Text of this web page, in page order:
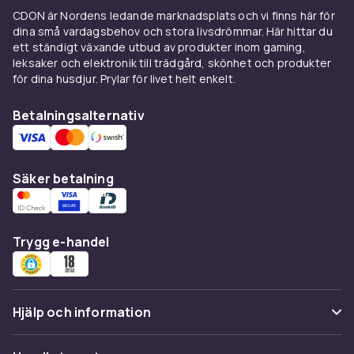
alternativ till engångspåsar. De tål att diskas i
diskmaskin, kan användas hundratals gånger
och minskar plastanvändningen i köket
markant. Silkonpåsar är dessutom fryståliga,
mikrovågsständiga och platssparande. En
matförvaringspåsar betalar sig snabbt och
minskar hushållets miljöpåverkan.
Fryspåsar och kylfackspåsar
Fryspåsar med extra tjocka väggar och dubbla
mot frysbrynning och uttorkning i frysen. Skriv
alltid innehåll och frysningsdatum på påsen
med märkpenna. Välj matlådepåsar i rätt
perfekt för en maträtt för 2 personer.
CDON är Nordens ledande marknadsplats och vi finns här för
dina små vardagsbehov och stora livsdrömmar. Här hittar du
ett ständigt växande utbud av produkter inom gaming,
leksaker och elektronik till trädgård, skönhet och produkter
för dina husdjur. Prylar för livet helt enkelt.
Betalningsalternativ
Säker betalning
Trygg e-handel
Hjälp och information